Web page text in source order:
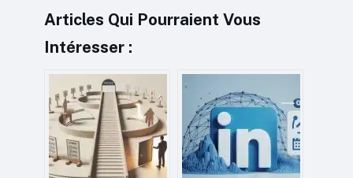
Articles Qui Pourraient Vous
Intéresser :